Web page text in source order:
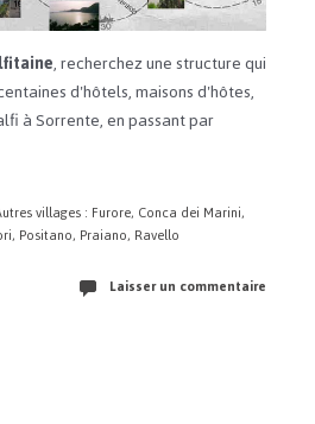
, recherchez une structure qui
d'hôtels, maisons d'hôtes,
à Sorrente, en passant par
villages : Furore, Conca dei Marini,
, Positano, Praiano, Ravello
Laisser un commentaire